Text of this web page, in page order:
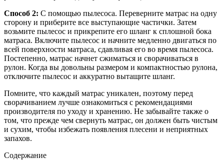
Способ 2: С помощью пылесоса. Переверните матрас на одну
сторону и приберите все выступающие частички. Затем
возьмите пылесос и прикрепите его шланг к сплошной бока
матраса. Включите пылесос и начните медленно двигаться по
всей поверхности матраса, сдавливая его во время пылесоса.
Постепенно, матрас начнет сжиматься и сворачиваться в
рулон. Когда вы довольны размером и компактностью рулона,
отключите пылесос и аккуратно вытащите шланг.
Помните, что каждый матрас уникален, поэтому перед
сворачиванием лучше ознакомиться с рекомендациями
производителя по уходу и хранению. Не забывайте также о
том, что прежде чем свернуть матрас, он должен быть чистым
и сухим, чтобы избежать появления плесени и неприятных
запахов.
Содержание